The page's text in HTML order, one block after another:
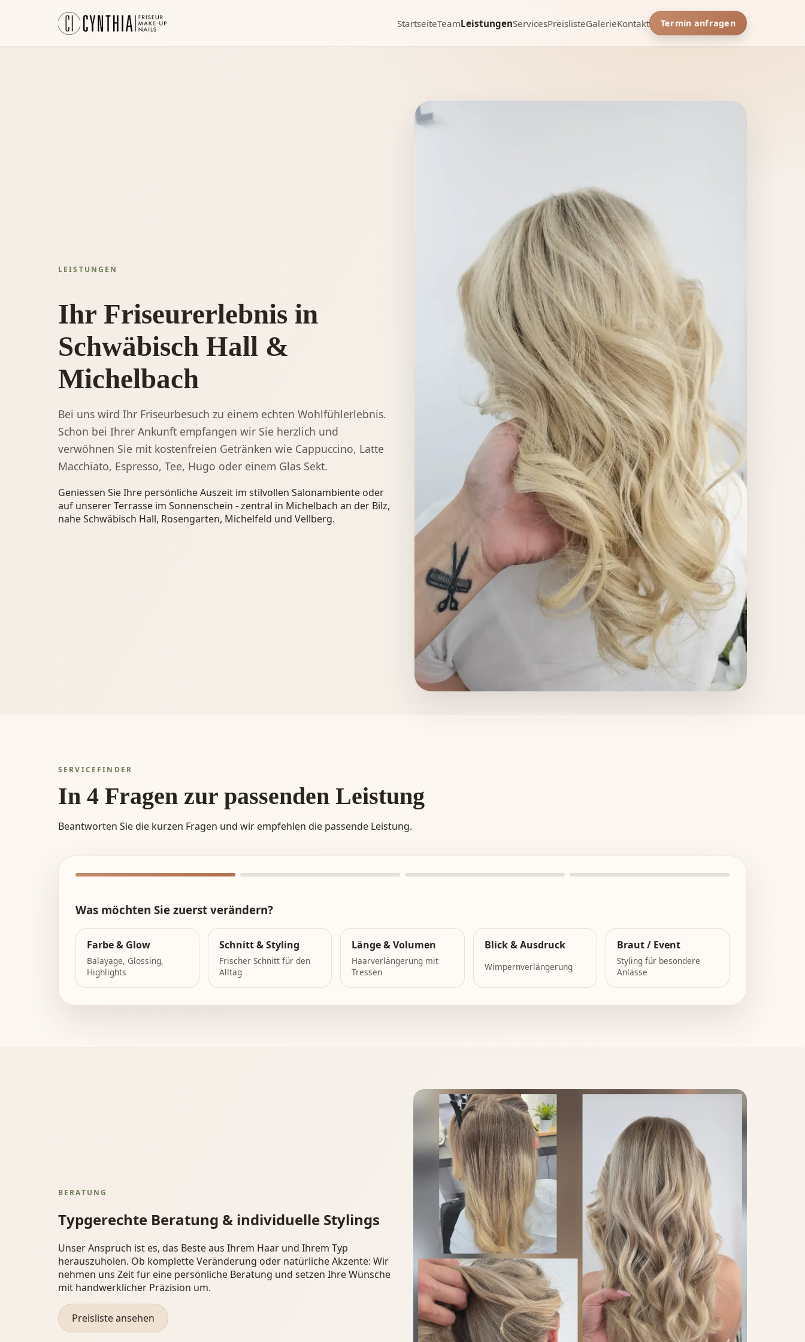
StartseiteTeamLeistungenServicesPreislisteGalerieKontakt Termin anfragen
LEISTUNGEN
Ihr Friseurerlebnis in
Schwäbisch Hall &
Michelbach
Bei uns wird Ihr Friseurbesuch zu einem echten Wohlfühlerlebnis.
Schon bei Ihrer Ankunft empfangen wir Sie herzlich und
verwöhnen Sie mit kostenfreien Getränken wie Cappuccino, Latte
Macchiato, Espresso, Tee, Hugo oder einem Glas Sekt.
Geniessen Sie Ihre persönliche Auszeit im stilvollen Salonambiente oder
auf unserer Terrasse im Sonnenschein - zentral in Michelbach an der Bilz,
nahe Schwäbisch Hall, Rosengarten, Michelfeld und Vellberg.
SERVICEFINDER
In 4 Fragen zur passenden Leistung
Beantworten Sie die kurzen Fragen und wir empfehlen die passende Leistung.
Was möchten Sie zuerst verändern?
Farbe & Glow
Balayage, Glossing,
Highlights
Schnitt & Styling
Frischer Schnitt für den
Alltag
Länge & Volumen
Haarverlängerung mit
Tressen
Blick & Ausdruck
Wimpernverlängerung
Braut / Event
Styling für besondere
Anlässe
BERATUNG
Typgerechte Beratung & individuelle Stylings
Unser Anspruch ist es, das Beste aus Ihrem Haar und Ihrem Typ
herauszuholen. Ob komplette Veränderung oder natürliche Akzente: Wir
nehmen uns Zeit für eine persönliche Beratung und setzen Ihre Wünsche
mit handwerklicher Präzision um.
Preisliste ansehen